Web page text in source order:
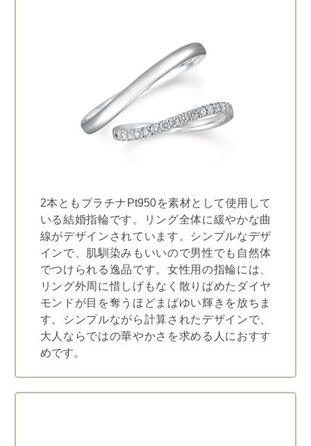
2本ともプラチナPt950を素材として使用して
いる結婚指輪です。リング全体に緩やかな曲
線がデザインされています。シンプルなデザ
インで、肌馴染みもいいので男性でも自然体
でつけられる逸品です。女性用の指輪には、
リング外周に惜しげもなく散りばめたダイヤ
モンドが目を奪うほどまばゆい輝きを放ちま
す。シンプルながら計算されたデザインで、
大人ならではの華やかさを求める人におすす
めです。